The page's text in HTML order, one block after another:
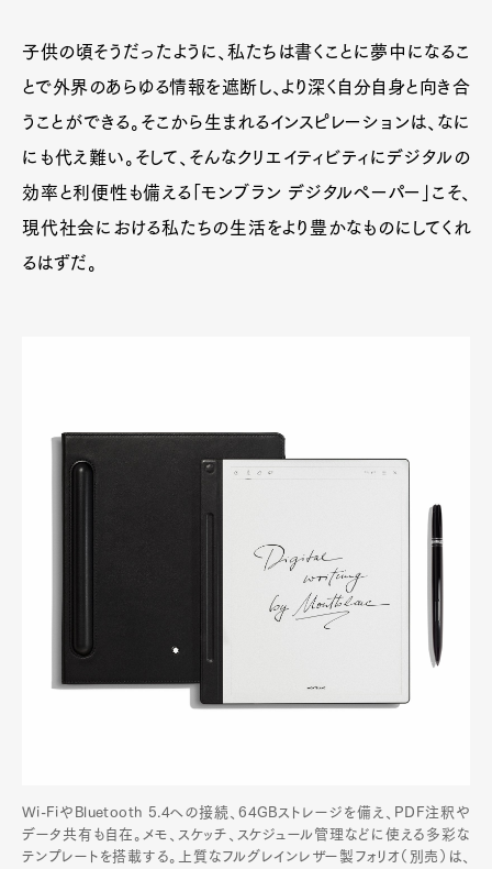
子供の頃そうだったように、私たちは書くことに夢中になるこ
とで外界のあらゆる情報を遮断し、より深く自分自身と向き合
うことができる。そこから生まれるインスピレーションは、なに
にも代え難い。そして、そんなクリエイティビティにデジタルの
効率と利便性も備える「モンブラン デジタルペーパー」こそ、
現代社会における私たちの生活をより豊かなものにしてくれ
るはずだ。
Wi-FiやBluetooth 5.4への接続、64GBストレージを備え、PDF注釈や
データ共有も自在。メモ、スケッチ、スケジュール管理などに使える多彩な
テンプレートを搭載する。上質なフルグレインレザー製フォリオ（別売）は、